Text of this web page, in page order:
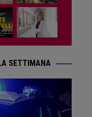
SETTIMANA